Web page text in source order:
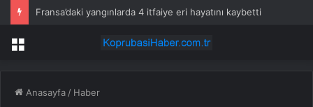
Fransa’daki yangınlarda 4 itfaiye eri hayatını kaybetti
Menü
Anasayfa / Haber